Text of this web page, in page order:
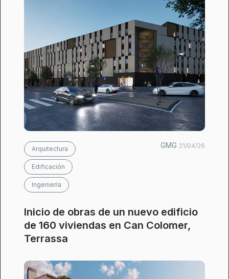
Arquitectura
Edificación
Ingeniería
GMG 21/04/26
Inicio de obras de un nuevo edificio
de 160 viviendas en Can Colomer,
Terrassa